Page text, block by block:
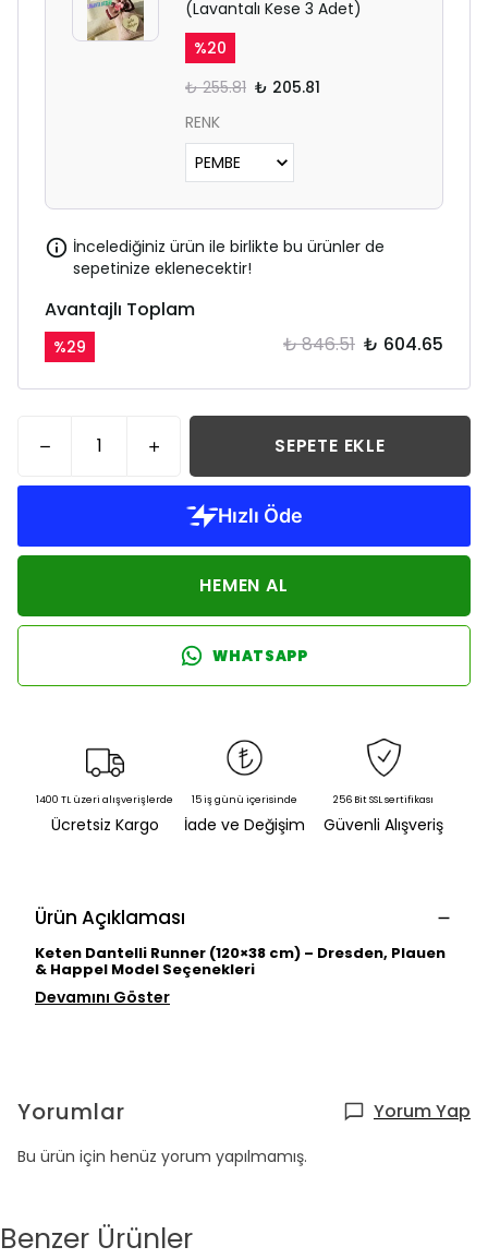
(Lavantalı Kese 3 Adet)
%20
₺ 255.81 ₺ 205.81
RENK
İncelediğiniz ürün ile birlikte bu ürünler de
sepetinize eklenecektir!
Avantajlı Toplam
%29 ₺ 846.51 ₺ 604.65
SEPETE EKLE
HEMEN AL
WHATSAPP
1400 TL üzeri alışverişlerde
Ücretsiz Kargo
15 iş günü içerisinde
İade ve Değişim
256 Bit SSL sertifikası
Güvenli Alışveriş
Ürün Açıklaması
Keten Dantelli Runner (120×38 cm) – Dresden, Plauen
& Happel Model Seçenekleri
Devamını Göster
Yorumlar Yorum Yap
Bu ürün için henüz yorum yapılmamış.
Benzer Ürünler